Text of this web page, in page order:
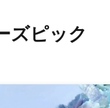
ズピック